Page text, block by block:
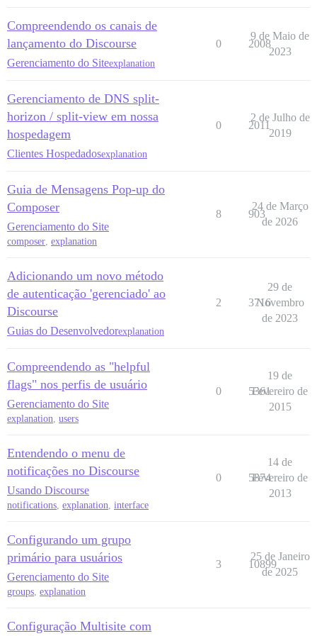
Compreendendo os canais de
lançamento do Discourse
Gerenciamento do Siteexplanation
0 2008
9 de Maio de
2023
Gerenciamento de DNS split-
horizon / split-view em nossa
hospedagem
Clientes Hospedadosexplanation
0 2011
2 de Julho de
2019
Guia de Mensagens Pop-up do
Composer
Gerenciamento do Site
composer, explanation
8 903
24 de Março
de 2026
Adicionando um novo método
de autenticação 'gerenciado' ao
Discourse
Guias do Desenvolvedorexplanation
2 3716
29 de
Novembro
de 2023
Compreendendo as "helpful
flags" nos perfis de usuário
Gerenciamento do Site
explanation, users
0 5361
19 de
Fevereiro de
2015
Entendendo o menu de
notificações no Discourse
Usando Discourse
notifications, explanation, interface
0 5874
14 de
Fevereiro de
2013
Configurando um grupo
primário para usuários
Gerenciamento do Site
groups, explanation
3 10899
25 de Janeiro
de 2025
Configuração Multisite com